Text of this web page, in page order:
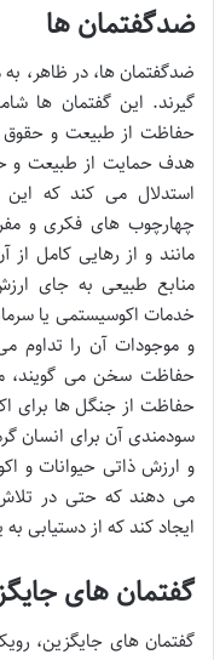
ضدگفتمان ها
ضدگفتمان ها، در ظاهر،
گیرند. این گفتمان ها
حفاظت از طبیعت و حقوق
هدف حمایت از طبیعت و
استدلال می کند که این
چهارچوب های فکری و
مانند و از رهایی کامل از
منابع طبیعی به جای
خدمات اکوسیستمی یا
و موجودات آن را تداوم
حفاظت سخن می گویند،
حفاظت از جنگل ها برای
سودمندی آن برای انسان
و ارزش ذاتی حیوانات و
می دهند که حتی در تلاش
ایجاد کند که از دستیابی
گفتمان های
گفتمان های جایگزین،